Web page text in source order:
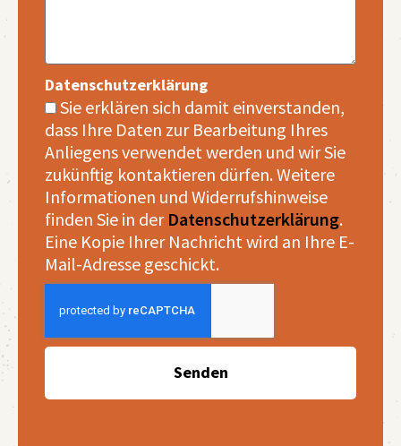
Datenschutzerklärung
Sie erklären sich damit einverstanden,
dass Ihre Daten zur Bearbeitung Ihres
Anliegens verwendet werden und wir Sie
zukünftig kontaktieren dürfen. Weitere
Informationen und Widerrufshinweise
finden Sie in der Datenschutzerklärung.
Eine Kopie Ihrer Nachricht wird an Ihre E-
Mail-Adresse geschickt.
Senden